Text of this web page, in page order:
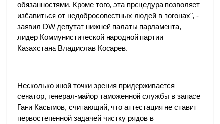
обязанностями. Кроме того, эта процедура позволяет
избавиться от недобросовестных людей в погонах", -
заявил DW депутат нижней палаты парламента,
лидер Коммунистической народной партии
Казахстана Владислав Косарев.
Несколько иной точки зрения придерживается
сенатор, генерал-майор таможенной службы в запасе
Гани Касымов, считающий, что аттестация не ставит
первостепенной задачей чистку рядов в